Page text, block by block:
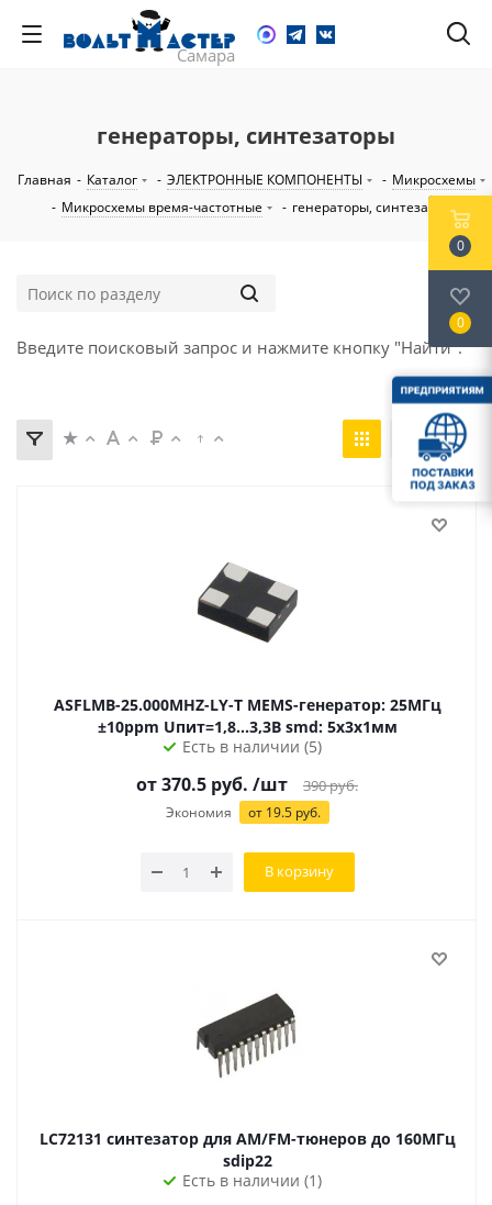
генераторы, синтезаторы
Главная - Каталог - ЭЛЕКТРОННЫЕ КОМПОНЕНТЫ - Микросхемы
- Микросхемы время-частотные - генераторы, синтезаторы
Введите поисковый запрос и нажмите кнопку "Найти".
ASFLMB-25.000MHZ-LY-T MEMS-генератор: 25МГц
±10ppm Uпит=1,8...3,3В smd: 5х3х1мм
Есть в наличии (5)
от 370.5 руб. /шт 390руб.
Экономия от 19.5 руб.
В корзину
LC72131 синтезатор для AM/FM-тюнеров до 160МГц
sdip22
Есть в наличии (1)
0
0